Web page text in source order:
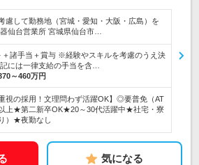
慮して勤務地（宮城・愛知・大阪・広島）を
仙台営業所 宮城県仙台市…
＋諸手当＋賞与 ※経験やスキルを考慮のうえ決
には一律支給の手当を含…
～460万円
視の採用！文理問わず活躍OK】◎要普免（AT
上★第二新卒OK★20～30代活躍中★社宅・寮
）★夜勤なし
気になる